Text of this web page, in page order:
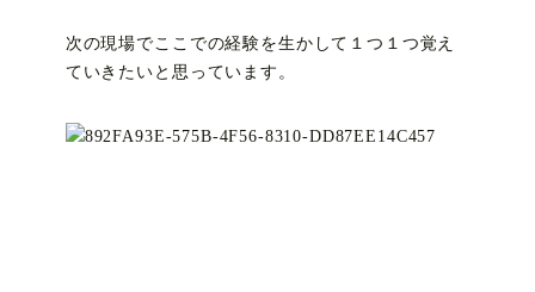
次の現場でここでの経験を生かして１つ１つ覚え
ていきたいと思っています。